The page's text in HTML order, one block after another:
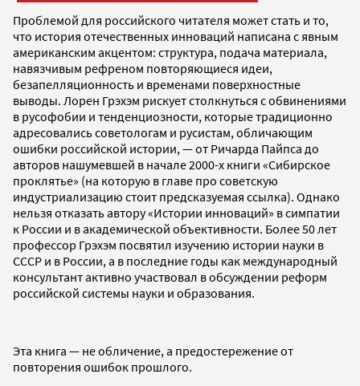
Проблемой для российского читателя может стать и то,
что история отечественных инноваций написана с явным
американским акцентом: структура, подача материала,
навязчивым рефреном повторяющиеся идеи,
безапелляционность и временами поверхностные
выводы. Лорен Грэхэм рискует столкнуться с обвинениями
в русофобии и тенденциозности, которые традиционно
адресовались советологам и русистам, обличающим
ошибки российской истории, — от Ричарда Пайпса до
авторов нашумевшей в начале 2000-х книги «Сибирское
проклятье» (на которую в главе про советскую
индустриализацию стоит предсказуемая ссылка). Однако
нельзя отказать автору «Истории инноваций» в симпатии
к России и в академической объективности. Более 50 лет
профессор Грэхэм посвятил изучению истории науки в
СССР и в России, а в последние годы как международный
консультант активно участвовал в обсуждении реформ
российской системы науки и образования.
Эта книга — не обличение, а предостережение от
повторения ошибок прошлого.